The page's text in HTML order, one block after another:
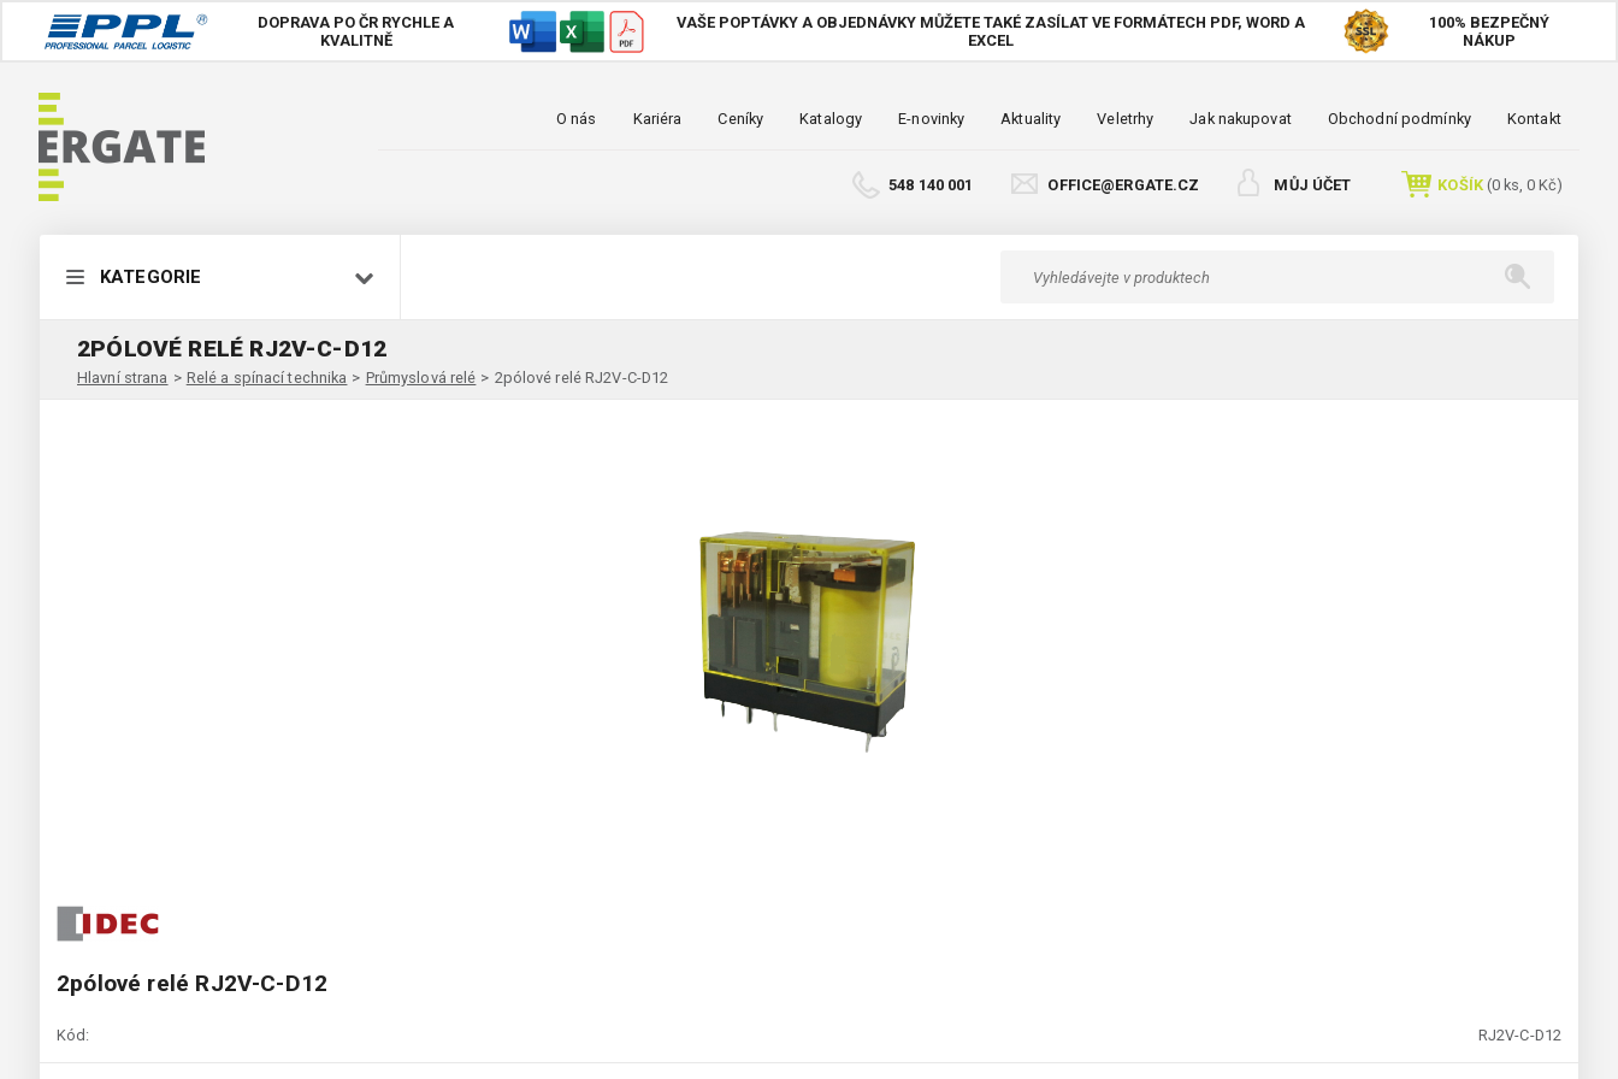
DOPRAVA PO ČR RYCHLE A
KVALITNĚ
VAŠE POPTÁVKY A OBJEDNÁVKY MŮŽETE TAKÉ ZASÍLAT VE FORMÁTECH PDF, WORD A
EXCEL
100% BEZPEČNÝ
NÁKUP
O nás Kariéra Ceníky Katalogy E-novinky Aktuality Veletrhy Jak nakupovat Obchodní podmínky Kontakt
548 140 001 OFFICE@ERGATE.CZ MŮJ ÚČET KOŠÍK(0ks, 0 Kč)
KATEGORIE
2PÓLOVÉ RELÉ RJ2V-C-D12
Hlavní strana > Relé a spínací technika > Průmyslová relé > 2pólové relé RJ2V-C-D12
2pólové relé RJ2V-C-D12
Kód: RJ2V-C-D12